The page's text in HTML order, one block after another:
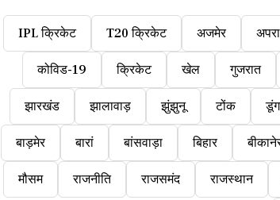
IPL क्रिकेट T20 क्रिकेट अजमेर
कोविड-19 क्रिकेट खेल गुजरात
झारखंड झालावाड़ झुंझुनू टोंक
बाड़मेर बारां बांसवाड़ा बिहार
मौसम राजनीति राजसमंद राजस्थान